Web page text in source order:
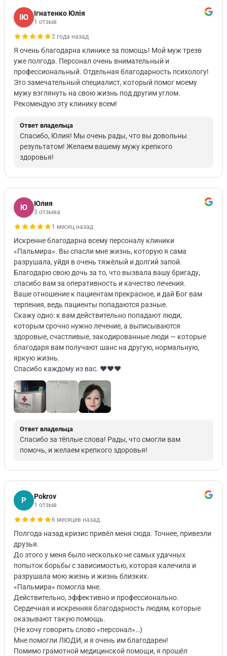
ІЮ Ігнатенко Юлія
1 отзыв
2 года назад
Я очень благодарна клинике за помощь! Мой муж трезв
уже полгода. Персонал очень внимательный и
профессиональный. Отдельная благодарность психологу!
Это замечательный специалист, который помог моему
мужу взглянуть на свою жизнь под другим углом.
Рекомендую эту клинику всем!
Ответ владельца
Спасибо, Юлия! Мы очень рады, что вы довольны
результатом! Желаем вашему мужу крепкого
здоровья!
Ю Юлия
3 отзыва
1 месяц назад
Искренне благодарна всему персоналу клиники
«Пальмира». Вы спасли мне жизнь, которую я сама
разрушала, уйдя в очень тяжёлый и долгий запой.
Благодарю свою дочь за то, что вызвала вашу бригаду,
спасибо вам за оперативность и качество лечения.
Ваше отношение к пациентам прекрасное, и дай Бог вам
терпения, ведь пациенты попадаются разные.
Скажу одно: к вам действительно попадают люди,
которым срочно нужно лечение, а выписываются
здоровые, счастливые, закодированные люди — которые
благодаря вам получают шанс на другую, нормальную,
яркую жизнь.
Спасибо каждому из вас. ♥️♥️♥️
Ответ владельца
Спасибо за тёплые слова! Рады, что смогли вам
помочь, и желаем крепкого здоровья!
P Pokrov
1 отзыв
6 месяцев назад
Полгода назад кризис привёл меня сюда. Точнее, привезли
друзья.
До этого у меня было несколько не самых удачных
попыток борьбы с зависимостью, которая калечила и
разрушала мою жизнь и жизнь близких.
«Пальмира» помогла мне.
Действительно, эффективно и профессионально.
Сердечная и искренняя благодарность людям, которые
оказывают такую помощь.
(Не хочу говорить слово «персонал»…)
Мне помогли ЛЮДИ, и я очень им благодарен!
Помимо грамотной медицинской помощи, я прошёл